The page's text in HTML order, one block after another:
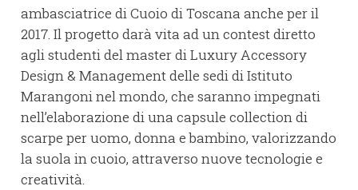
ambasciatrice di Cuoio di Toscana anche per il
2017. Il progetto darà vita ad un contest diretto
agli studenti del master di Luxury Accessory
Design & Management delle sedi di Istituto
Marangoni nel mondo, che saranno impegnati
nell’elaborazione di una capsule collection di
scarpe per uomo, donna e bambino, valorizzando
la suola in cuoio, attraverso nuove tecnologie e
creatività.